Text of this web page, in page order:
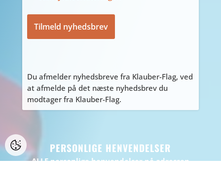
Du afmelder nyhedsbreve fra Klauber-Flag, ved
at afmelde på det næste nyhedsbrev du
modtager fra Klauber-Flag.
PERSONLIGE HENVENDELSER
ALLE personlige henvendelser på adressen